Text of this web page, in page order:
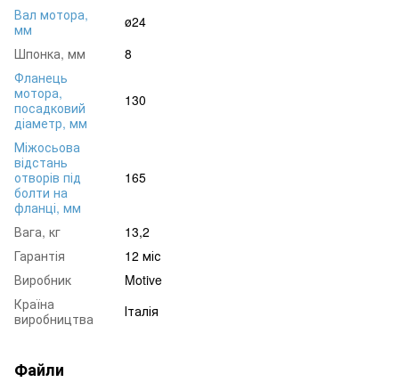
Вал мотора,
мм
ø24
Шпонка, мм
8
Фланець
мотора,
посадковий
діаметр, мм
130
Міжосьова
відстань
отворів під
болти на
фланці, мм
165
Вага, кг
13,2
Гарантія
12 міс
Виробник
Motive
Країна
виробництва
Італія
Файли